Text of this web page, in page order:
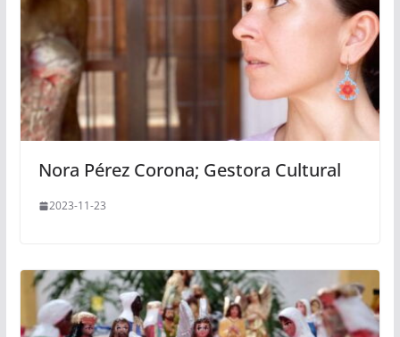
Nora Pérez Corona; Gestora Cultural
2023-11-23